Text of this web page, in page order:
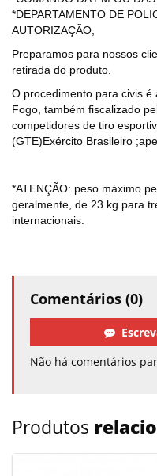
*DEPARTAMENTO DE
AUTORIZAÇÃO;
Preparamos para nossos
retirada do produto.
O procedimento para civis
Fogo, também fiscalizado
competidores de tiro
(GTE)Exército Brasileiro
*ATENÇÃO: peso máximo
geralmente, de 23 kg para
internacionais.
Comentários (0)
Não há comentários
Produtos